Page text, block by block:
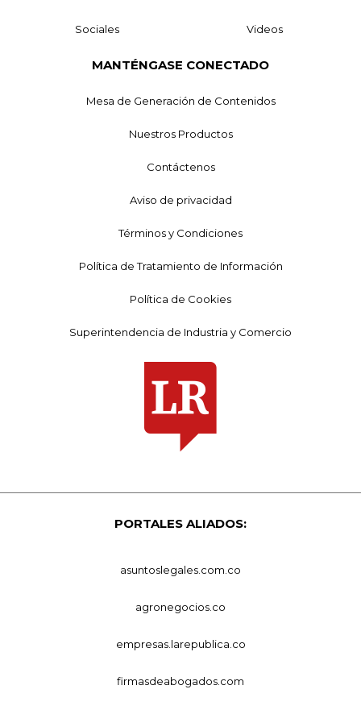
Sociales Videos
MANTÉNGASE CONECTADO
Mesa de Generación de Contenidos
Nuestros Productos
Contáctenos
Aviso de privacidad
Términos y Condiciones
Política de Tratamiento de Información
Política de Cookies
Superintendencia de Industria y Comercio
PORTALES ALIADOS:
asuntoslegales.com.co
agronegocios.co
empresas.larepublica.co
firmasdeabogados.com